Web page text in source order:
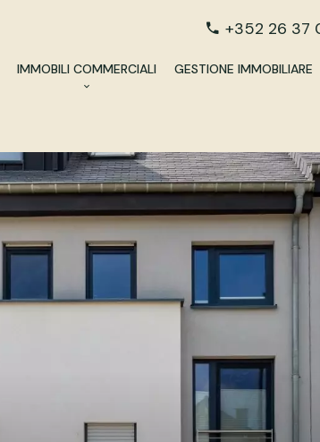
+352 26 37
IMMOBILI COMMERCIALI GESTIONE IMMOBILIARE